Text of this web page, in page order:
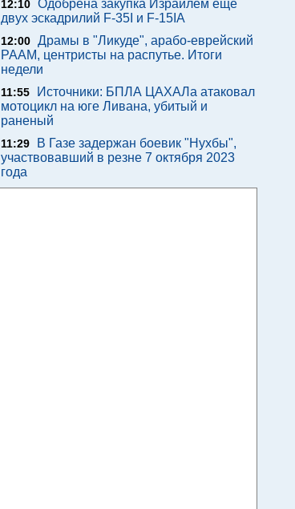
12:10 Одобрена закупка Израилем еще
двух эскадрилий F-35I и F-15IA
12:00 Драмы в "Ликуде", арабо-еврейский
РААМ, центристы на распутье. Итоги
недели
11:55
Источники: БПЛА ЦАХАЛа атаковал
мотоцикл на юге Ливана, убитый и
раненый
11:29
В Газе задержан боевик "Нухбы",
участвовавший в резне 7 октября 2023
года